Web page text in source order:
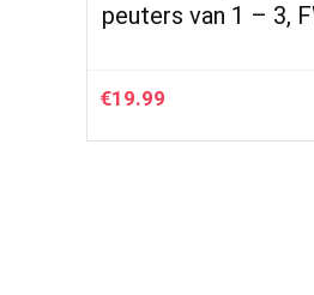
peuters van 1 – 3,
€19.99